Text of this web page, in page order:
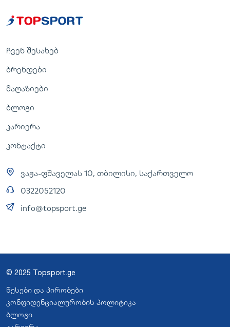
ჩვენ შესახებ
ბრენდები
მაღაზიები
ბლოგი
კარიერა
კონტაქტი
ვაჟა-ფშაველას 10, თბილისი, საქართველო
0322052120
info@topsport.ge
© 2025 Topsport.ge
წესები და პირობები
კონფიდენციალურობის პოლიტიკა
ბლოგი